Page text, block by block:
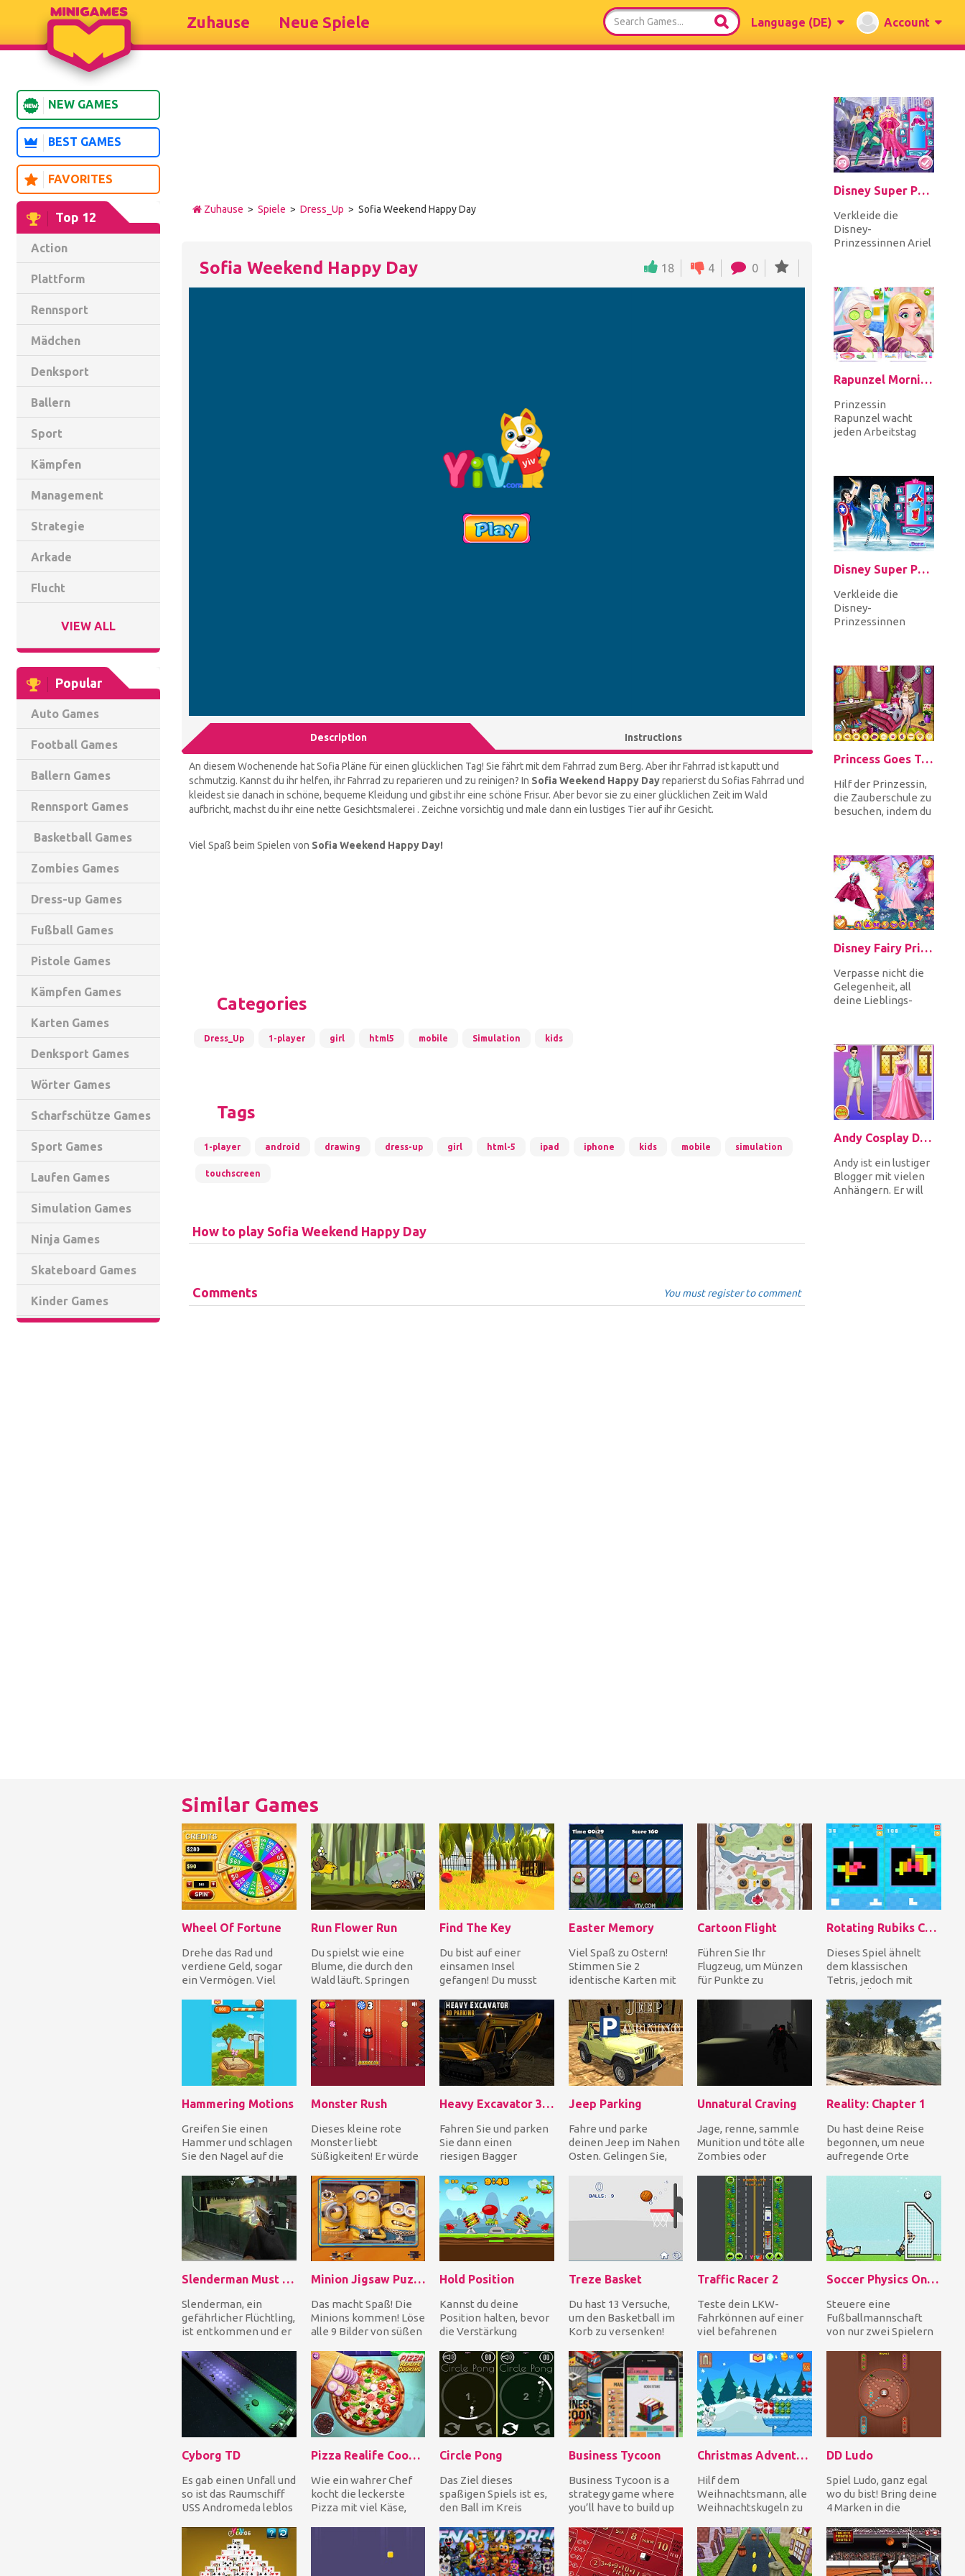
Language (DE) Account
Zuhause Neue Spiele
NEW GAMES
BEST GAMES
FAVORITES
Top 12
Action
Plattform
Rennsport
Mädchen
Denksport
Ballern
Sport
Kämpfen
Management
Strategie
Arkade
Flucht
VIEW ALL
Popular
Auto Games
Football Games
Ballern Games
Rennsport Games
Basketball Games
Zombies Games
Dress-up Games
Fußball Games
Pistole Games
Kämpfen Games
Karten Games
Denksport Games
Wörter Games
Scharfschütze Games
Sport Games
Laufen Games
Simulation Games
Ninja Games
Skateboard Games
Kinder Games
Zuhause > Spiele > Dress_Up > Sofia Weekend Happy Day
Sofia Weekend Happy Day 18 4 0
Description Instructions
An diesem Wochenende hat Sofia Pläne für einen glücklichen Tag! Sie fährt mit dem Fahrrad zum Berg. Aber ihr Fahrrad ist kaputt und
schmutzig. Kannst du ihr helfen, ihr Fahrrad zu reparieren und zu reinigen? In Sofia Weekend Happy Dayreparierst du Sofias Fahrrad und
kleidest sie danach in schöne, bequeme Kleidung und gibst ihr eine schöne Frisur. Aber bevor sie zu einer glücklichen Zeit im Wald
aufbricht, machst du ihr eine nette Gesichtsmalerei . Zeichne vorsichtig und male dann ein lustiges Tier auf ihr Gesicht.
Viel Spaß beim Spielen von Sofia Weekend Happy Day!
Categories
Dress_Up 1-player girl html5 mobile Simulation kids
Tags
1-player android drawing dress-up girl html-5 ipad iphone kids mobile simulation
touchscreen
How to play Sofia Weekend Happy Day
Comments You must register to comment
Disney Super Princess 1
Verkleide die
Disney-
Prinzessinnen Ariel
Kostümen und
statte...
Rapunzel Morning Makeup Fashion
Prinzessin
Rapunzel wacht
jeden Arbeitstag
Disney Super Princess 2
Verkleide die
Disney-
Prinzessinnen
Superhelden-
Kostümen...
Princess Goes To Charm School
Hilf der Prinzessin,
die Zauberschule zu
besuchen, indem du
Disney Fairy Princesses
Verpasse nicht die
Gelegenheit, all
deine Lieblings-
Feen zu
verwandeln. Du...
Andy Cosplay Disney Princesses
Andy ist ein lustiger
Blogger mit vielen
Anhängern. Er will
Similar Games
Wheel Of Fortune
Drehe das Rad und
verdiene Geld, sogar
ein Vermögen. Viel
Run Flower Run
Du spielst wie eine
Blume, die durch den
Wald läuft. Springen
springen Sie sog...
Find The Key
Du bist auf einer
einsamen Insel
gefangen! Du musst
diesem Ort zu
entkommen und n...
Easter Memory
Viel Spaß zu Ostern!
Stimmen Sie 2
identische Karten mit
und leeren Sie das Sp...
Cartoon Flight
Führen Sie Ihr
Flugzeug, um Münzen
für Punkte zu
Rotating Rubiks Cube
Dieses Spiel ähnelt
dem klassischen
Tetris, jedoch mit
Lass die Formen
vertikal...
Hammering Motions
Greifen Sie einen
Hammer und schlagen
Sie den Nagel auf die
aber vermeiden Sie...
Monster Rush
Dieses kleine rote
Monster liebt
Süßigkeiten! Er würde
kriegen! Hilf ihm, sich...
Heavy Excavator 3D Parking
Fahren Sie und parken
Sie dann einen
riesigen Bagger
sind enorme
Fahrzeuge und...
Jeep Parking
Fahre und parke
deinen Jeep im Nahen
Osten. Gelingen Sie,
fahren und an den sch...
Unnatural Craving
Jage, renne, sammle
Munition und töte alle
Zombies oder
wegzulaufen, wenn du
Reality: Chapter 1
Du hast deine Reise
begonnen, um neue
aufregende Orte
hast du dich auf einer
v...
Slenderman Must Die In The Forest
Slenderman, ein
gefährlicher Flüchtling,
ist entkommen und er
es an dir, ih...
Minion Jigsaw Puzzle
Das macht Spaß! Die
Minions kommen! Löse
alle 9 Bilder von süßen
möglichen lustige...
Hold Position
Kannst du deine
Position halten, bevor
die Verstärkung
Angriffe der Luftstrei...
Treze Basket
Du hast 13 Versuche,
um den Basketball im
Korb zu versenken!
Wurfkraft, und deine
Pos...
Traffic Racer 2
Teste dein LKW-
Fahrkönnen auf einer
viel befahrenen
andere Autos, indem
du den Gang...
Soccer Physics Online
Steuere eine
Fußballmannschaft
von nur zwei Spielern
Helfen Sie Ihren
Spielern, z...
Cyborg TD
Es gab einen Unfall und
so ist das Raumschiff
USS Andromeda leblos
Weltraum. Du bist...
Pizza Realife Cooking
Wie ein wahrer Chef
kocht die leckerste
Pizza mit viel Käse,
Circle Pong
Das Ziel dieses
spaßigen Spiels ist es,
den Ball im Kreis
Business Tycoon
Business Tycoon is a
strategy game where
you’ll have to build up
empire. You start of...
Christmas Adventure
Hilf dem
Weihnachtsmann, alle
Weihnachtskugeln zu
auf Plattformen rauf
und runte...
DD Ludo
Spiel Ludo, ganz egal
wo du bist! Bring deine
4 Marken in die
Spielbretts....